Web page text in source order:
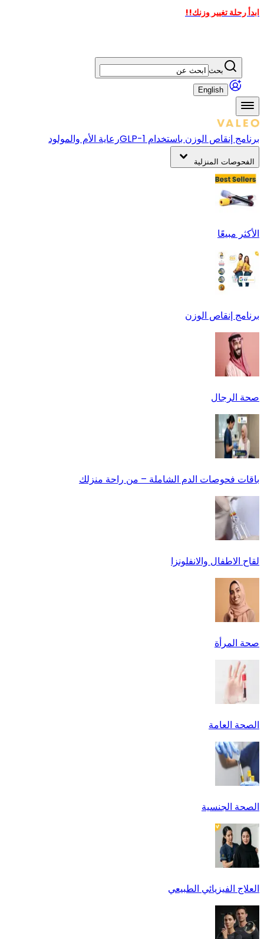
ابدأ رحلة تغيير وزنك!!
بحث
English
برنامج إنقاص الوزن باستخدام GLP-1 رعاية الأم والمولود
الفحوصات المنزلية
الأكثر مبيعًا
برنامج إنقاص الوزن
صحة الرجال
باقات فحوصات الدم الشاملة – من راحة منزلك
لقاح الاطفال والانفلونزا
صحة المرأة
الصحة العامة
الصحة الجنسية
العلاج الفيزيائي الطبيعي